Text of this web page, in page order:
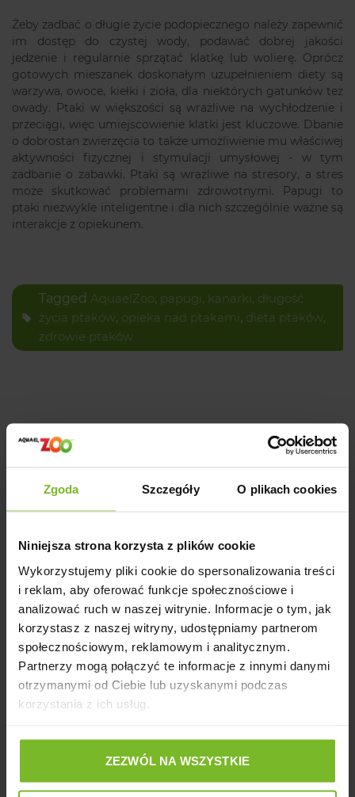
Zgoda Szczegóły O plikach cookies
Niniejsza strona korzysta z plików cookie
Wykorzystujemy pliki cookie do spersonalizowania treści
i reklam, aby oferować funkcje społecznościowe i
analizować ruch w naszej witrynie. Informacje o tym, jak
korzystasz z naszej witryny, udostępniamy partnerom
społecznościowym, reklamowym i analitycznym.
Partnerzy mogą połączyć te informacje z innymi danymi
otrzymanymi od Ciebie lub uzyskanymi podczas
korzystania z ich usług.
ZEZWÓL NA WSZYSTKIE
Żeby zadbać o długie życie podopiecznego należy zapewnić
im dostęp do czystej wody, podawać dobrej jakości
jedzenie i regularnie sprzątać klatkę lub wolierę. Oprócz
gotowych mieszanek doskonałym uzupełnieniem diety są
warzywa, owoce, kiełki i zioła, dla niektórych gatunków też
owady. Ptaki w większości są wrażliwe na wychłodzenie i
przeciągi, więc umiejscowienie klatki jest kluczowe. Dbanie
o dobrostan zwierzęcia to także umożliwienie mu właściwej
aktywności fizycznej i stymulacji umysłowej - w tym
zadbanie o zabawki. Ptaki są wrażliwe na stresory, a stres
może skutkować problemami zdrowotnymi. Papugi to
ptaki niezwykle inteligentne i dla nich szczególnie ważne są
interakcje z opiekunem.
Tagged AquaelZoo, papugi , kanarki , długość
życia ptaków, opieka nad ptakami , dieta ptaków,
zdrowie ptaków
Jak dbać o higienę małych ssaków i ptaków?
24/05/2020 3505
Czytaj więcej